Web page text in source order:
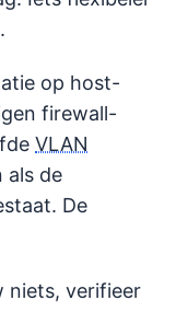
op host-
firewall-
VLAN
als de
De
niets, verifieer